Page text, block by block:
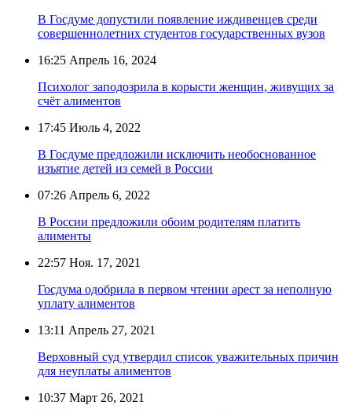
В Госдуме допустили появление иждивенцев среди
совершеннолетних студентов государственных вузов
16:25 Апрель 16, 2024
Психолог заподозрила в корысти женщин, живущих за
счёт алиментов
17:45 Июль 4, 2022
В Госдуме предложили исключить необоснованное
изъятие детей из семей в России
07:26 Апрель 6, 2022
В России предложили обоим родителям платить
алименты
22:57 Ноя. 17, 2021
Госдума одобрила в первом чтении арест за неполную
уплату алиментов
13:11 Апрель 27, 2021
Верховный суд утвердил список уважительных причин
для неуплаты алиментов
10:37 Март 26, 2021